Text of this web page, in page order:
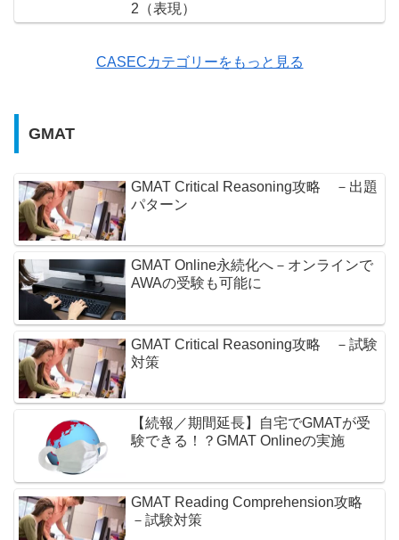
2（表現）
CASECカテゴリーをもっと見る
GMAT
GMAT Critical Reasoning攻略 －出題
パターン
GMAT Online永続化へ－オンラインで
AWAの受験も可能に
GMAT Critical Reasoning攻略 －試験
対策
【続報／期間延長】自宅でGMATが受
験できる！？GMAT Onlineの実施
GMAT Reading Comprehension攻略
－試験対策